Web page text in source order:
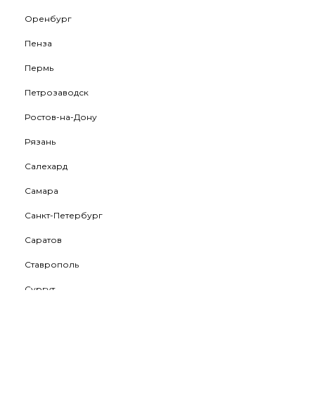
Оренбург
Пенза
Пермь
Петрозаводск
Ростов-на-Дону
Рязань
Салехард
Самара
Санкт-Петербург
Саратов
Ставрополь
Сургут